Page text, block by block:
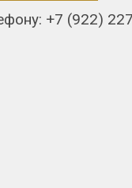
+7 (922)